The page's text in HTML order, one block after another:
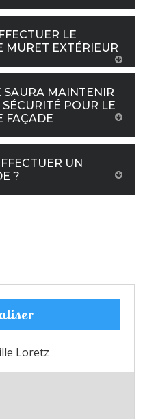
LE
MURET EXTÉRIEUR
SAURA MAINTENIR
POUR LE
FAÇADE
UN
?
Loretz